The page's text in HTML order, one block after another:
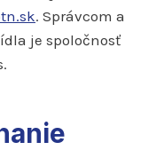
. Správcom a
je spoločnosť